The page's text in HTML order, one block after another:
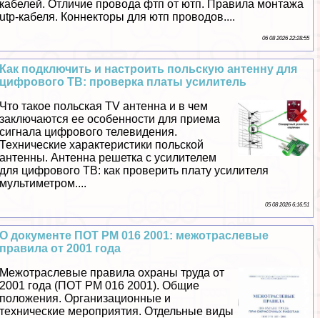
кабелей. Отличие провода фтп от ютп. Правила монтажа
utp-кабеля. Коннекторы для ютп проводов....
06 08 2026 22:28:55
Как подключить и настроить польскую антенну для
цифрового ТВ: проверка платы усилитель
Что такое польская TV антенна и в чем
заключаются ее особенности для приема
сигнала цифрового телевидения.
Технические хаpaктеристики польской
антенны. Антенна решетка с усилителем
для цифрового ТВ: как проверить плату усилителя
мультиметром....
05 08 2026 6:16:51
О документе ПОТ РМ 016 2001: межотраслевые
правила от 2001 года
Межотраслевые правила охраны труда от
2001 года (ПОТ РМ 016 2001). Общие
положения. Организационные и
технические мероприятия. Отдельные виды